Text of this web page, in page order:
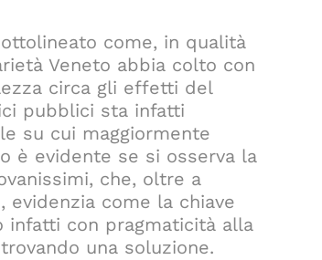
come, in qualità
Veneto abbia colto con
circa gli effetti del
pubblici sta infatti
su cui maggiormente
è evidente se si osserva la
che, oltre a
evidenzia come la chiave
infatti con pragmaticità alla
una soluzione.